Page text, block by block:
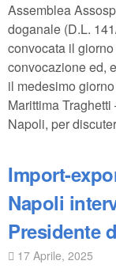
Assemblea
doganale (D.L.
convocata il
convocazione ed,
il medesimo
Marittima
Napoli, per
Import-
Napoli
Presidente
17 Aprile, 2025